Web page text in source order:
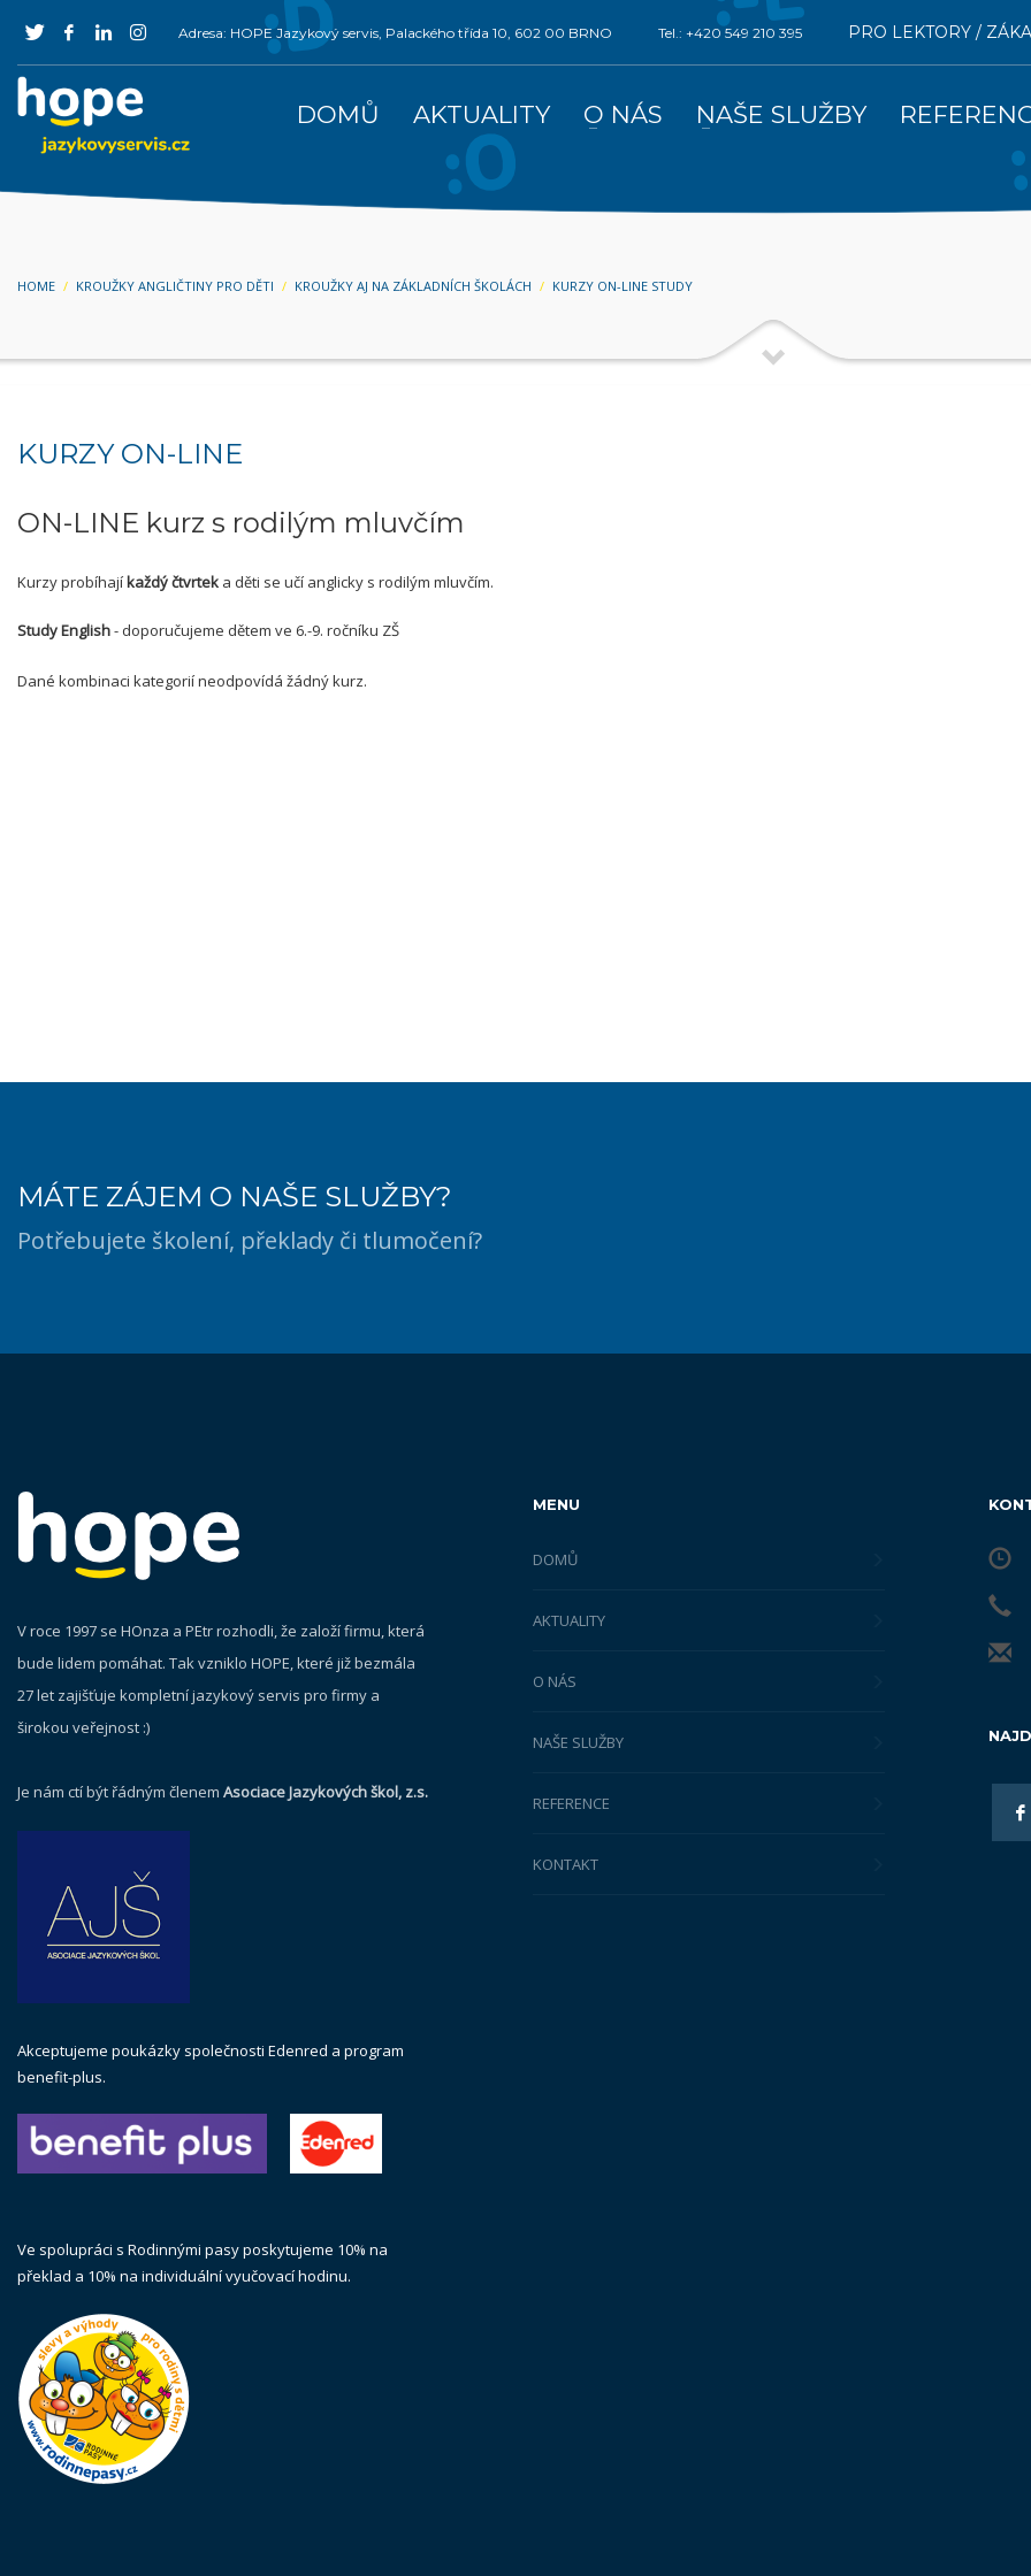
Adresa: HOPE Jazykový servis, Palackého třída 10, 602 00 BRNO Tel.: +420 549 210 395 PRO LEKTORY /
DOMŮ AKTUALITY O NÁS NAŠE SLUŽBY
HOME KROUŽKY ANGLIČTINY PRO DĚTI KROUŽKY AJ NA ZÁKLADNÍCH ŠKOLÁCH KURZY ON-LINE STUDY
KURZY ON-LINE
ON-LINE kurz s rodilým mluvčím
Kurzy probíhajíkaždý čtvrtek a děti se učí anglicky s rodilým mluvčím.
Study English- doporučujeme dětem ve 6.-9. ročníku ZŠ
Dané kombinaci kategorií neodpovídá žádný kurz.
MÁTE ZÁJEM O NAŠE SLUŽBY?
Potřebujete školení, překlady či tlumočení?
V roce 1997 se HOnza a PEtr rozhodli, že založí firmu, která
bude lidem pomáhat. Tak vzniklo HOPE, které již bezmála
27 let zajišťuje kompletní jazykový servis pro firmy a
širokou veřejnost :)
Je nám ctí být řádným členem Asociace Jazykových škol, z.s.
Akceptujeme poukázky společnosti Edenred a program
benefit-plus.
Ve spolupráci s Rodinnými pasy poskytujeme 10% na
překlad a 10% na individuální vyučovací hodinu.
MENU
DOMŮ
AKTUALITY
O NÁS
NAŠE SLUŽBY
REFERENCE
KONTAKT